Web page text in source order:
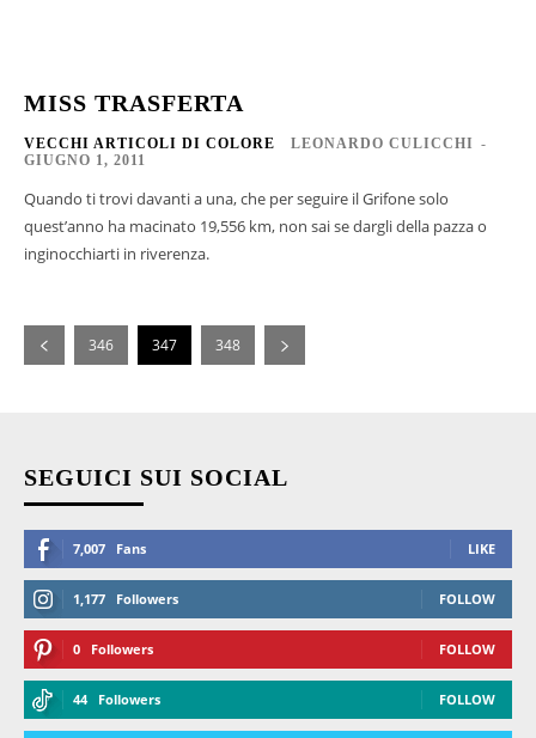
MISS TRASFERTA
VECCHI ARTICOLI DI COLORE LEONARDO CULICCHI -
GIUGNO 1, 2011
Quando ti trovi davanti a una, che per seguire il Grifone solo
quest’anno ha macinato 19,556 km, non sai se dargli della pazza o
inginocchiarti in riverenza.
346 347 348
SEGUICI SUI SOCIAL
7,007 Fans LIKE
1,177 Followers FOLLOW
0 Followers FOLLOW
44 Followers FOLLOW